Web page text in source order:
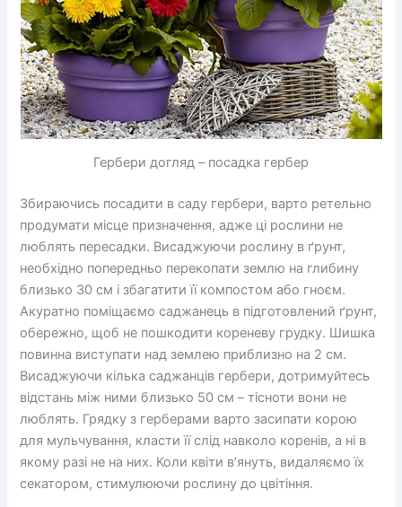
Гербери догляд – посадка гербер
Збираючись посадити в саду гербери, варто ретельно
продумати місце призначення, адже ці рослини не
люблять пересадки. Висаджуючи рослину в ґрунт,
необхідно попередньо перекопати землю на глибину
близько 30 см і збагатити її компостом або гноєм.
Акуратно поміщаємо саджанець в підготовлений ґрунт,
обережно, щоб не пошкодити кореневу грудку. Шишка
повинна виступати над землею приблизно на 2 см.
Висаджуючи кілька саджанців гербери, дотримуйтесь
відстань між ними близько 50 см – тісноти вони не
люблять. Грядку з герберами варто засипати корою
для мульчування, класти її слід навколо коренів, а ні в
якому разі не на них. Коли квіти в’януть, видаляємо їх
секатором, стимулюючи рослину до цвітіння.